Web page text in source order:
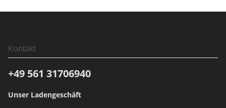
Kontakt
+49 561 31706940
Unser Ladengeschäft